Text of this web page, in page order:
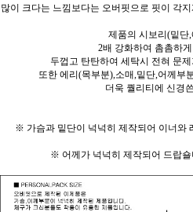
많이 크다는 느낌보다는 오버핏으로 핏이 각
제품의 시보리(밑단
2배 강화하여 촘촘하
두껍고 탄탄하여 세탁시 전혀 문
또한 에리(목부분),소매,밑단,어께부
더욱 퀄리티에 신경
※ 가슴과 밑단이 넉넉히 제작되어 이너와
※ 어께가 넉넉히 제작되어 드랍숄